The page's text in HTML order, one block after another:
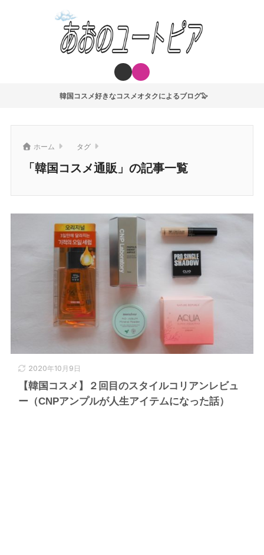
韓国コスメ好きなコスメオタクによるブログ🦭
ホーム タグ
「韓国コスメ通販」の記事一覧
2020年10月9日
【韓国コスメ】２回目のスタイルコリアンレビュ
ー（CNPアンプルが人生アイテムになった話）